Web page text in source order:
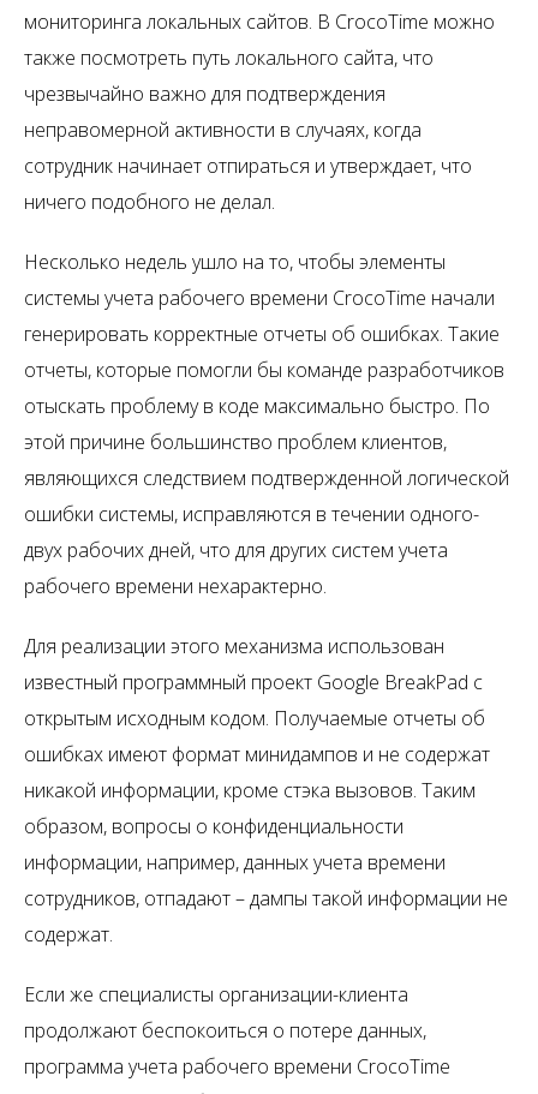
мониторинга локальных сайтов. В CrocoTime можно
также посмотреть путь локального сайта, что
чрезвычайно важно для подтверждения
неправомерной активности в случаях, когда
сотрудник начинает отпираться и утверждает, что
ничего подобного не делал.
Несколько недель ушло на то, чтобы элементы
системы учета рабочего времени CrocoTime начали
генерировать корректные отчеты об ошибках. Такие
отчеты, которые помогли бы команде разработчиков
отыскать проблему в коде максимально быстро. По
этой причине большинство проблем клиентов,
являющихся следствием подтвержденной логической
ошибки системы, исправляются в течении одного-
двух рабочих дней, что для других систем учета
рабочего времени нехарактерно.
Для реализации этого механизма использован
известный программный проект Google BreakPad с
открытым исходным кодом. Получаемые отчеты об
ошибках имеют формат минидампов и не содержат
никакой информации, кроме стэка вызовов. Таким
образом, вопросы о конфиденциальности
информации, например, данных учета времени
сотрудников, отпадают – дампы такой информации не
содержат.
Если же специалисты организации-клиента
продолжают беспокоиться о потере данных,
программа учета рабочего времени CrocoTime